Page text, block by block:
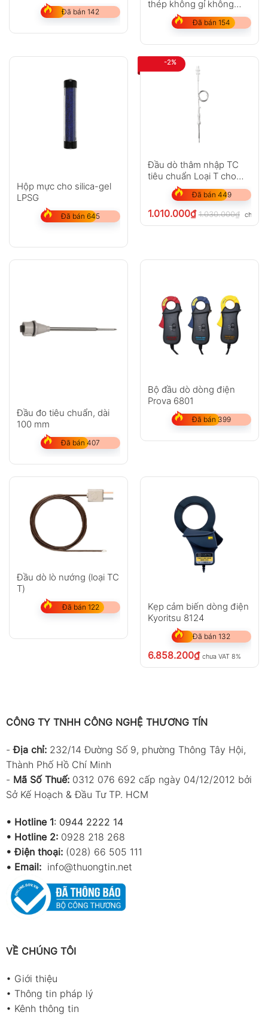
Đã bán 142
thép không gỉ không
thấm nước (TC loại K)
Đã bán 154
Hộp mực cho silica-gel
LPSG
Đã bán 645
-2%
Đầu dò thâm nhập TC
tiêu chuẩn Loại T cho
testo 108
Đã bán 449
1.010.000₫ 1.030.000₫ chưa
Đầu đo tiêu chuẩn, dài
100 mm
Đã bán 407
Bộ đầu dò dòng điện
Prova 6801
Đã bán 399
Đầu dò lò nướng (loại TC
T)
Đã bán 122
Kẹp cảm biến dòng điện
Kyoritsu 8124
Đã bán 132
6.858.200₫ chưa VAT 8%
CÔNG TY TNHH CÔNG NGHỆ THƯƠNG TÍN
-Địa chỉ: 232/14 Đường Số 9, phường Thông Tây Hội,
Thành Phố Hồ Chí Minh
- Mã Số Thuế: 0312 076 692 cấp ngày 04/12/2012 bởi
Sở Kế Hoạch & Đầu Tư TP. HCM
• Hotline 1: 0944 2222 14
• Hotline 2: 0928 218 268
• Điện thoại: (028) 66 505 111
• Email: info@thuongtin.net
VỀ CHÚNG TÔI
• Giới thiệu
• Thông tin pháp lý
• Kênh thông tin